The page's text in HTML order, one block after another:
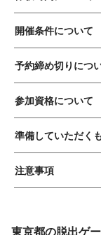
開催条件について
予約締め切りにつ
参加資格について
準備していただく
注意事項
東京都の脱出ゲ